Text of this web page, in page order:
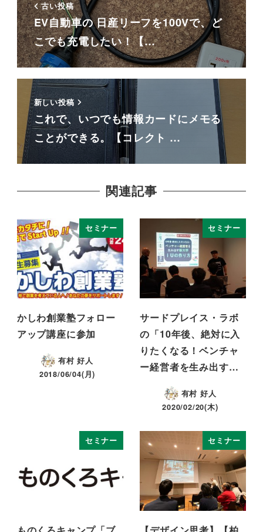
古い投稿
EV自動車の 日産リーフを100Vで、ど
こでも充電したい！【…
新しい投稿
これで、いつでも情報カードにメモる
ことができる。【コレクト …
関連記事
セミナー
かしわ創業塾フォロー
アップ講座に参加
有村 好人
2018/06/04(月)
セミナー
サードプレイス・ラボ
の「10年後、絶対に入
りたくなる！ベンチャ
ー経営者を生み出す…
有村 好人
2020/02/20(木)
セミナー セミナー